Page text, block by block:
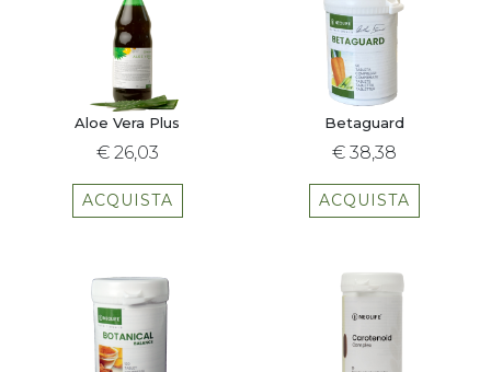
Aloe Vera Plus
€ 26,03
ACQUISTA
Betaguard
€ 38,38
ACQUISTA